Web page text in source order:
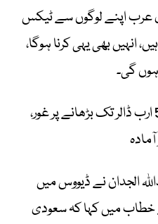
عرب اپنے لوگوں سے ٹیکس
انہیں بھی یہی کرنا ہوگا،
گی۔
سعودیہ کا پاکستان کے ڈپازٹ 5 ارب ڈالر تک بڑھانے پر غور،
الجدان نے ڈیووس میں
خطاب میں کہا کہ سعودی